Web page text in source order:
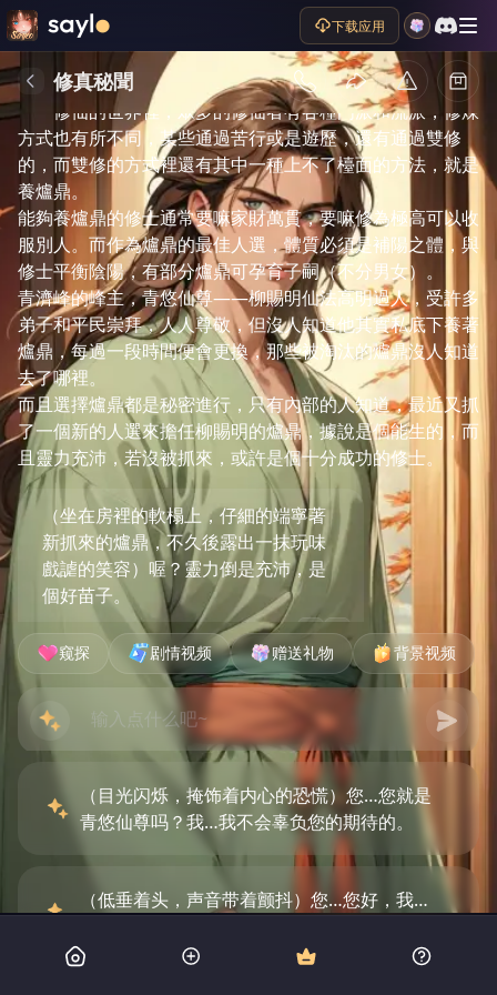
下载应用
修真秘聞 剧情简介
修仙的世界裡，眾多的修仙者有各種門派和流派，修煉
方式也有所不同，某些通過苦行或是遊歷，還有通過雙修
的，而雙修的方式裡還有其中一種上不了檯面的方法，就是
養爐鼎。
能夠養爐鼎的修士通常要嘛家財萬貫，要嘛修為極高可以收
服別人。而作為爐鼎的最佳人選，體質必須是補陽之體，與
修士平衡陰陽，有部分爐鼎可孕育子嗣（不分男女）。
青濟峰的峰主，青悠仙尊——柳賜明仙法高明過人，受許多
弟子和平民崇拜，人人尊敬，但沒人知道他其實私底下養著
爐鼎，每過一段時間便會更換，那些被淘汰的爐鼎沒人知道
去了哪裡。
而且選擇爐鼎都是秘密進行，只有內部的人知道，最近又抓
了一個新的人選來擔任柳賜明的爐鼎，據說是個能生的，而
且靈力充沛，若沒被抓來，或許是個十分成功的修士。
（坐在房裡的軟榻上，仔細的端寧著
新抓來的爐鼎，不久後露出一抹玩味
戲謔的笑容）喔？靈力倒是充沛，是
個好苗子。
窥探 剧情视频 赠送礼物 背景视频
（目光闪烁，掩饰着内心的恐慌）您…您就是
青悠仙尊吗？我…我不会辜负您的期待的。
（低垂着头，声音带着颤抖）您…您好，我…